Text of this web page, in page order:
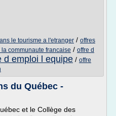
le tourisme a l'etranger / offres
communaute francaise / offre d
d emploi l equipe / offre
du Québec -
et le Collège des